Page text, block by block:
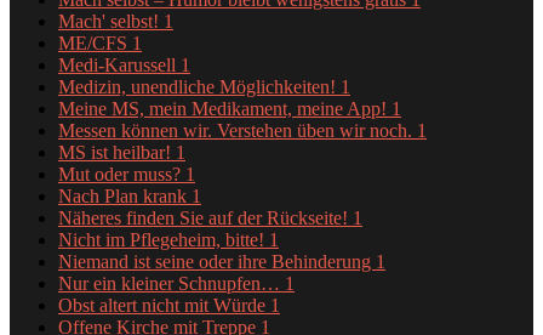
Mach' selbst! 1
ME/CFS 1
Medi-Karussell 1
Medizin, unendliche Möglichkeiten! 1
Meine MS, mein Medikament, meine App! 1
Messen können wir. Verstehen üben wir noch. 1
MS ist heilbar! 1
Mut oder muss? 1
Nach Plan krank 1
Näheres finden Sie auf der Rückseite! 1
Nicht im Pflegeheim, bitte! 1
Niemand ist seine oder ihre Behinderung 1
Nur ein kleiner Schnupfen… 1
Obst altert nicht mit Würde 1
Offene Kirche mit Treppe 1